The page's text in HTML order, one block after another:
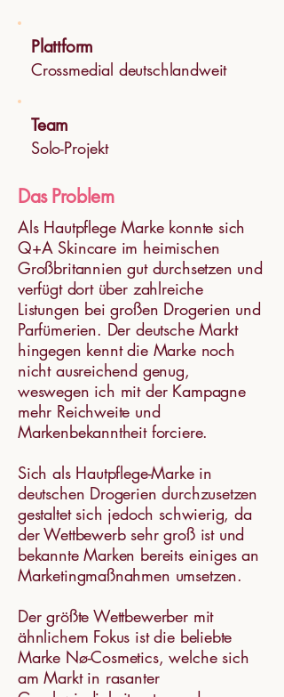
Plattform
Crossmedial deutschlandweit
Team
Solo-Projekt
Das Problem
Als Hautpflege Marke konnte sich
Q+A Skincare im heimischen
Großbritannien gut durchsetzen und
verfügt dort über zahlreiche
Listungen bei großen Drogerien und
Parfümerien. Der deutsche Markt
hingegen kennt die Marke noch
nicht ausreichend genug,
weswegen ich mit der Kampagne
mehr Reichweite und
Markenbekanntheit forciere.
Sich als Hautpflege-Marke in
deutschen Drogerien durchzusetzen
gestaltet sich jedoch schwierig, da
der Wettbewerb sehr groß ist und
bekannte Marken bereits einiges an
Marketingmaßnahmen umsetzen.
Der größte Wettbewerber mit
ähnlichem Fokus ist die beliebte
Marke Nø-Cosmetics, welche sich
am Markt in rasanter